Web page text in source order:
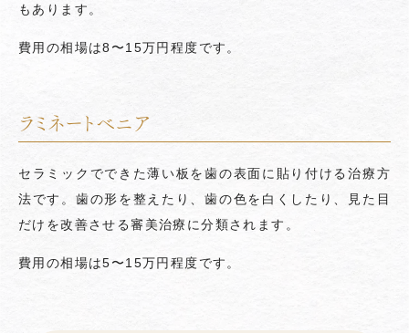
もあります。
費用の相場は8〜15万円程度です。
ラミネートベニア
セラミックでできた薄い板を歯の表面に貼り付ける治療方
法です。歯の形を整えたり、歯の色を白くしたり、見た目
だけを改善させる審美治療に分類されます。
費用の相場は5〜15万円程度です。